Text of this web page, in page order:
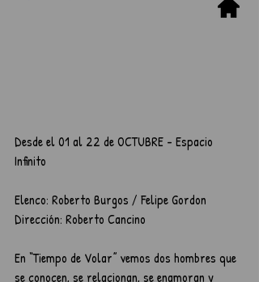
Desde el 01 al 22 de OCTUBRE - Espacio
Infinito
Elenco: Roberto Burgos / Felipe Gordon
Dirección: Roberto Cancino
En “Tiempo de Volar” vemos dos hombres que
se conocen, se relacionan, se enamoran y